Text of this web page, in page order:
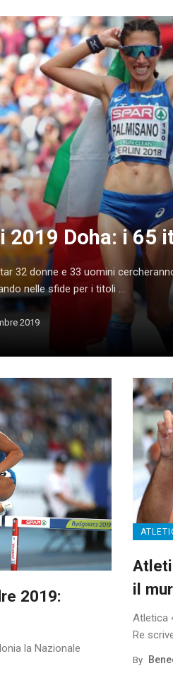
Doha: i 65
32 donne e 33 uomini
nelle sfide per i titoli ...
2019
2019:
la Nazionale
il
Atletica
Re
By